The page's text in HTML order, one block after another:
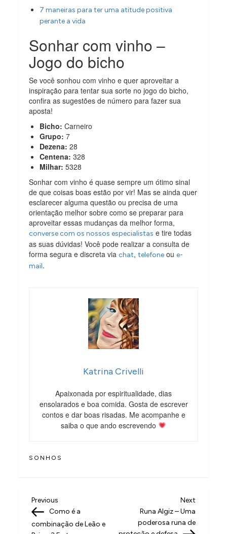
7 maneiras para ter uma atitude positiva
perante a vida
Sonhar com vinho –
Jogo do bicho
Se você sonhou com vinho e quer aproveitar a
inspiração para tentar sua sorte no jogo do bicho,
confira as sugestões de número para fazer sua
aposta!
Bicho: Carneiro
Grupo: 7
Dezena: 28
Centena: 328
Milhar: 5328
Sonhar com vinho é quase sempre um ótimo sinal
de que coisas boas estão por vir! Mas se ainda quer
esclarecer alguma questão ou precisa de uma
orientação melhor sobre como se preparar para
aproveitar essas mudanças da melhor forma,
converse com os nossos especialistas e tire todas
as suas dúvidas! Você pode realizar a consulta de
forma segura e discreta viachat,telefone oue-
mail.
Katrina Crivelli
Apaixonada por espiritualidade, dias
ensolarados e boa comida. Gosta de escrever
contos e dar boas risadas. Me acompanhe e
saiba o que ando escrevendo
SONHOS
N
a
Previous
Post
Previous
Como é a
combinação de Leão e
Next
Post
Next
Runa Algiz – Uma
poderosa runa de